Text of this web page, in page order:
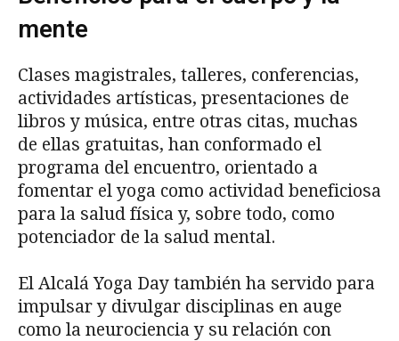
mente
Clases magistrales, talleres, conferencias,
actividades artísticas, presentaciones de
libros y música, entre otras citas, muchas
de ellas gratuitas, han conformado el
programa del encuentro, orientado a
fomentar el yoga como actividad beneficiosa
para la salud física y, sobre todo, como
potenciador de la salud mental.
El Alcalá Yoga Day también ha servido para
impulsar y divulgar disciplinas en auge
como la neurociencia y su relación con